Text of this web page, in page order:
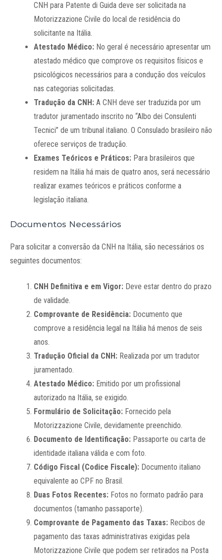
CNH para Patente di Guida deve ser solicitada na
Motorizzazione Civile do local de residência do
solicitante na Itália.
Atestado Médico: No geral é necessário apresentar um
atestado médico que comprove os requisitos físicos e
psicológicos necessários para a condução dos veículos
nas categorias solicitadas.
Tradução da CNH: A CNH deve ser traduzida por um
tradutor juramentado inscrito no “Albo dei Consulenti
Tecnici” de um tribunal italiano. O Consulado brasileiro não
oferece serviços de tradução.
Exames Teóricos e Práticos: Para brasileiros que
residem na Itália há mais de quatro anos, será necessário
realizar exames teóricos e práticos conforme a
legislação italiana.
Documentos Necessários
Para solicitar a conversão da CNH na Itália, são necessários os
seguintes documentos:
CNH Definitiva e em Vigor: Deve estar dentro do prazo
de validade.
Comprovante de Residência: Documento que
comprove a residência legal na Itália há menos de seis
anos.
Tradução Oficial da CNH: Realizada por um tradutor
juramentado.
Atestado Médico: Emitido por um profissional
autorizado na Itália, se exigido.
Formulário de Solicitação: Fornecido pela
Motorizzazione Civile, devidamente preenchido.
Documento de Identificação: Passaporte ou carta de
identidade italiana válida e com foto.
Código Fiscal (Codice Fiscale): Documento italiano
equivalente ao CPF no Brasil.
Duas Fotos Recentes: Fotos no formato padrão para
documentos (tamanho passaporte).
Comprovante de Pagamento das Taxas: Recibos de
pagamento das taxas administrativas exigidas pela
Motorizzazione Civile que podem ser retirados na Posta